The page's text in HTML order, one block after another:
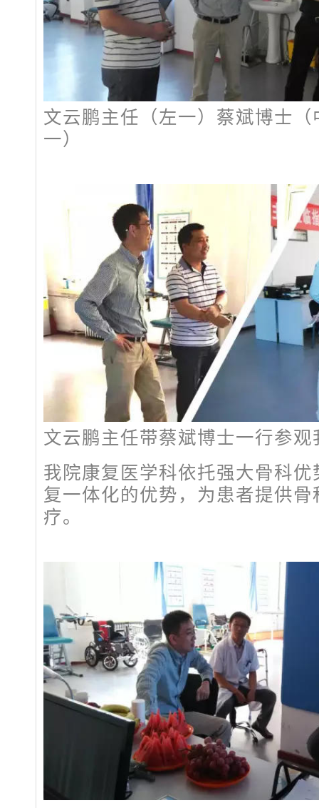
文云鹏主任（左一）蔡斌博士
一）
文云鹏主任带蔡斌博士一行参
我院康复医学科依托强大骨科
复一体化的优势，为患者提供
疗。